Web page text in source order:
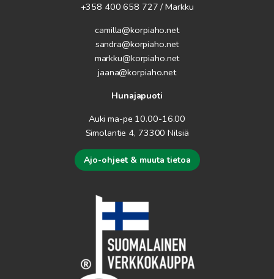
+358 400 658 727 / Markku
camilla@korpiaho.net
sandra@korpiaho.net
markku@korpiaho.net
jaana@korpiaho.net
Hunajapuoti
Auki ma-pe 10.00-16.00
Simolantie 4, 73300 Nilsiä
Ajo-ohjeet & muuta tietoa